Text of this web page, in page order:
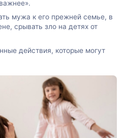
мужа к его прежней семье, в
срывать зло на детях от
действия, которые могут